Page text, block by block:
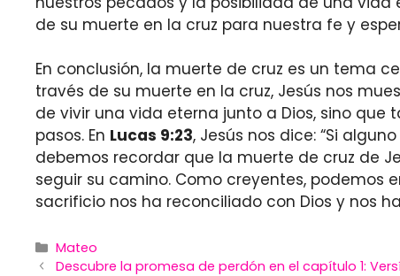
de su muerte en la cruz para nuestra fe y
En conclusión, la muerte de cruz es un tema
través de su muerte en la cruz, Jesús nos
de vivir una vida eterna junto a Dios, sino
pasos. En Lucas 9:23, Jesús nos dice: “Si
debemos recordar que la muerte de cruz de
seguir su camino. Como creyentes, podemos
sacrificio nos ha reconciliado con Dios y nos
Categories
Mateo
Descubre la promesa de perdón en el capítulo 1: